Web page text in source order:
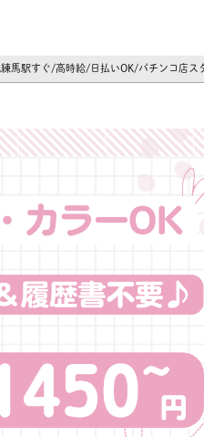
馬駅すぐ/高時給/日払いOK/パチンコ店ス